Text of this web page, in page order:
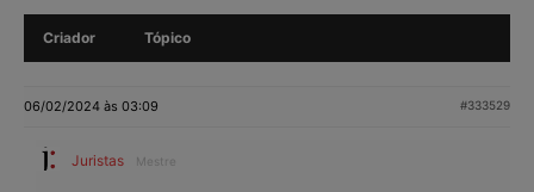
Criador Tópico
06/02/2024 às 03:09 #333529
Juristas Mestre